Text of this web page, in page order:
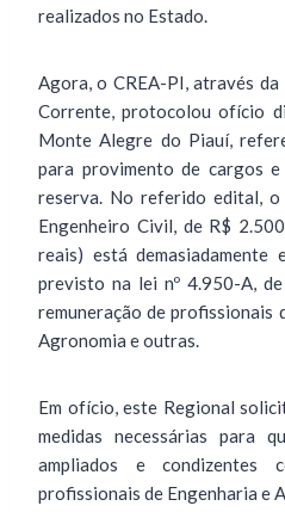
realizados no Estado.
Agora, o CREA-PI, através
Corrente, protocolou ofício
Monte Alegre do Piauí,
para provimento de cargos
reserva. No referido edital,
Engenheiro Civil, de R$
reais) está demasiadamente
previsto na lei nº 4.950-A,
remuneração de profissionais
Agronomia e outras.
Em ofício, este Regional
medidas necessárias para
ampliados e condizentes
profissionais de Engenharia e